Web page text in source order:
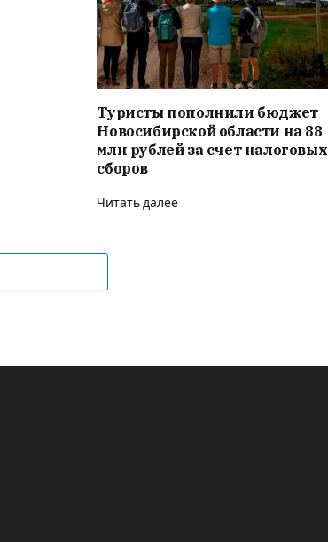
Туристы пополнили бюджет
Новосибирской области на 88
млн рублей за счет налоговых
сборов
Читать далее